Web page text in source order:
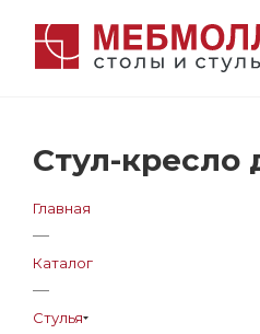
Стул-кресло
Главная
—
Каталог
—
Стулья